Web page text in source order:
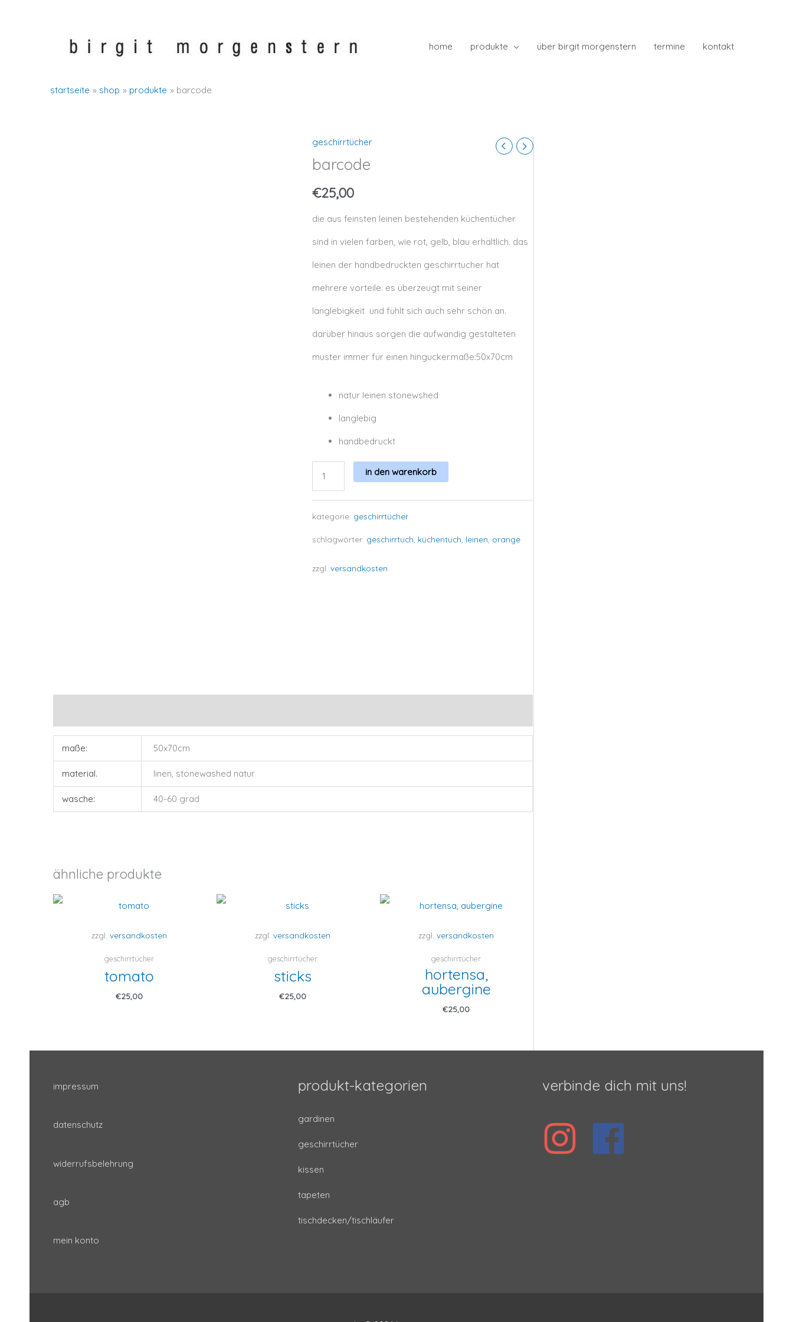
home produkte über birgit morgenstern termine kontakt
startseite shop produkte barcode
geschirrtücher
barcode
€25,00
die aus feinsten leinen bestehenden küchentücher
sind in vielen farben, wie rot, gelb, blau erhältlich. das
leinen der handbedruckten geschirrtücher hat
mehrere vorteile. es überzeugt mit seiner
langlebigkeit und fühlt sich auch sehr schön an.
darüber hinaus sorgen die aufwändig gestalteten
muster immer für einen hingucker.maße:50x70cm
natur leinen stonewshed
langlebig
handbedruckt
barcode in den warenkorb
kategorie: geschirrtücher
schlagwörter: geschirrtuch küchentuch leinen orange
zzgl.versandkosten
maße: 50x70cm
material. linen, stonewashed natur
wasche: 40-60 grad
ähnliche produkte
zzgl. versandkosten
geschirrtücher
tomato
€25,00
zzgl. versandkosten
geschirrtücher
sticks
€25,00
zzgl.versandkosten
geschirrtücher
hortensa,
aubergine
€25,00
impressum
datenschutz
widerrufsbelehrung
agb
mein konto
produkt-kategorien
gardinen
geschirrtücher
kissen
tapeten
tischdecken/tischläufer
verbinde dich mit uns!